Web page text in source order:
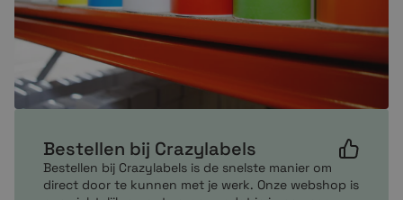
Bestellen bij Crazylabels
Bestellen bij Crazylabels is de snelste manier om
direct door te kunnen met je werk. Onze webshop is